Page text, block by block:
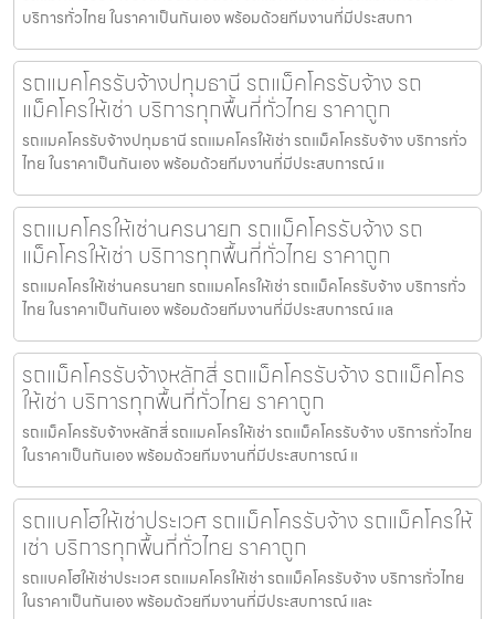
บริการทั่วไทย ในราคาเป็นกันเอง พร้อมด้วยทีมงานที่มีประสบกา
รถแมคโครรับจ้างปทุมธานี รถแม็คโครรับจ้าง รถ
แม็คโครให้เช่า บริการทุกพื้นที่ทั่วไทย ราคาถูก
รถแมคโครรับจ้างปทุมธานี รถแมคโครให้เช่า รถแม็คโครรับจ้าง บริการทั่ว
ไทย ในราคาเป็นกันเอง พร้อมด้วยทีมงานที่มีประสบการณ์ แ
รถแมคโครให้เช่านครนายก รถแม็คโครรับจ้าง รถ
แม็คโครให้เช่า บริการทุกพื้นที่ทั่วไทย ราคาถูก
รถแมคโครให้เช่านครนายก รถแมคโครให้เช่า รถแม็คโครรับจ้าง บริการทั่ว
ไทย ในราคาเป็นกันเอง พร้อมด้วยทีมงานที่มีประสบการณ์ แล
รถแม็คโครรับจ้างหลักสี่ รถแม็คโครรับจ้าง รถแม็คโคร
ให้เช่า บริการทุกพื้นที่ทั่วไทย ราคาถูก
รถแม็คโครรับจ้างหลักสี่ รถแมคโครให้เช่า รถแม็คโครรับจ้าง บริการทั่วไทย
ในราคาเป็นกันเอง พร้อมด้วยทีมงานที่มีประสบการณ์ แ
รถแบคโฮให้เช่าประเวศ รถแม็คโครรับจ้าง รถแม็คโครให้
เช่า บริการทุกพื้นที่ทั่วไทย ราคาถูก
รถแบคโฮให้เช่าประเวศ รถแมคโครให้เช่า รถแม็คโครรับจ้าง บริการทั่วไทย
ในราคาเป็นกันเอง พร้อมด้วยทีมงานที่มีประสบการณ์ และ